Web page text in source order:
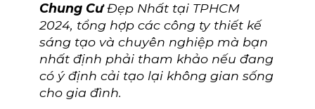
Chung CưĐẹp Nhất tại TPHCM
2024, tổng hợp các công ty thiết kế
sáng tạo và chuyên nghiệp mà bạn
nhất định phải tham khảo nếu đang
có ý định cải tạo lại không gian sống
cho gia đình.